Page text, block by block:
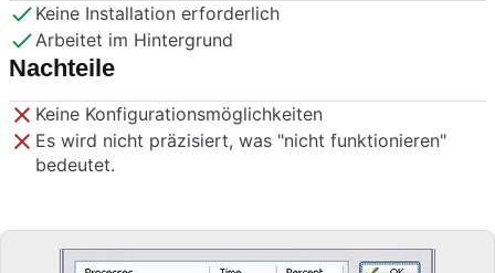
Keine Installation erforderlich
Arbeitet im Hintergrund
Nachteile
Keine Konfigurationsmöglichkeiten
Es wird nicht präzisiert, was "nicht funktionieren"
bedeutet.